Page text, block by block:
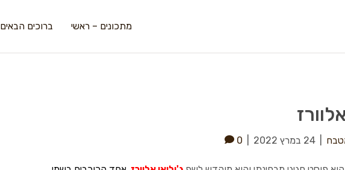
מתכונים – ראשי ברוכים הבאים
24 במרץ 2022 0